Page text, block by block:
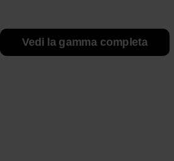
Vedi la gamma completa